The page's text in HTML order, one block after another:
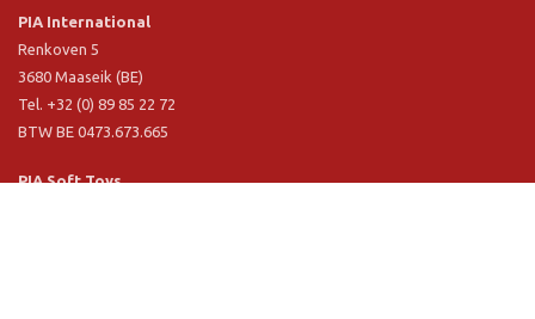
PIA International
Renkoven 5
3680 Maaseik (BE)
Tel. +32 (0) 89 85 22 72
BTW BE 0473.673.665
PIA Soft Toys